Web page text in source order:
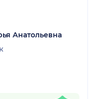
Анатольевна